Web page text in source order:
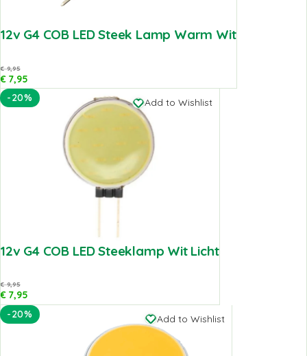
12v G4 COB LED Steek Lamp Warm Wit
€9,95
€7,95
-20%
Add to Wishlist
12v G4 COB LED Steeklamp Wit Licht
€9,95
€7,95
-20%
Add to Wishlist